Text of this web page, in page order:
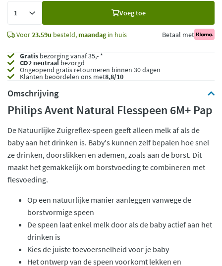
Voeg toe
Voor23.59u besteld, maandagin huis Betaal met
Gratis bezorging vanaf 35,- *
CO2 neutraalbezorgd
Ongeopend gratis retourneren binnen 30 dagen
Klanten beoordelen ons met8,8/10
Omschrijving
Philips Avent Natural Flesspeen 6M+ Pap
De Natuurlijke Zuigreflex-speen geeft alleen melk af als de
baby aan het drinken is. Baby's kunnen zelf bepalen hoe snel
ze drinken, doorslikken en ademen, zoals aan de borst. Dit
maakt het gemakkelijk om borstvoeding te combineren met
flesvoeding.
Op een natuurlijke manier aanleggen vanwege de
borstvormige speen
De speen laat enkel melk door als de baby actief aan het
drinken is
Kies de juiste toevoersnelheid voor je baby
Het ontwerp van de speen voorkomt lekken en